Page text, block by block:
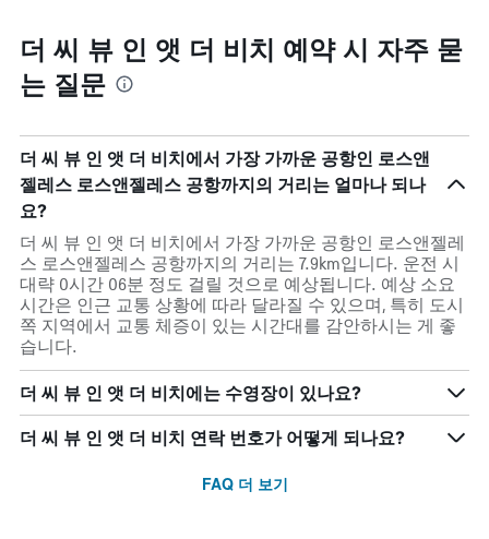
더 씨 뷰 인 앳 더 비치 예약 시 자주 묻
는 질문
더 씨 뷰 인 앳 더 비치에서 가장 가까운 공항인 로스앤
젤레스 로스앤젤레스 공항까지의 거리는 얼마나 되나
요?
더 씨 뷰 인 앳 더 비치에서 가장 가까운 공항인 로스앤젤레
스 로스앤젤레스 공항까지의 거리는 7.9km입니다. 운전 시
대략 0시간 06분 정도 걸릴 것으로 예상됩니다. 예상 소요
시간은 인근 교통 상황에 따라 달라질 수 있으며, 특히 도시
쪽 지역에서 교통 체증이 있는 시간대를 감안하시는 게 좋
습니다.
더 씨 뷰 인 앳 더 비치에는 수영장이 있나요?
더 씨 뷰 인 앳 더 비치 연락 번호가 어떻게 되나요?
FAQ 더 보기